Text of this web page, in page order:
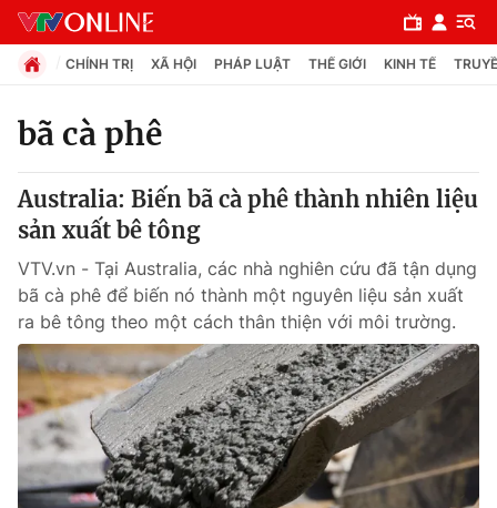
Chuyên mục
Chính trị
Xã hội
Pháp luật
Y tế
Thế giới
CHÍNH TRỊ XÃ HỘI PHÁP LUẬT THẾ GIỚI KINH TẾ
bã cà phê
Australia: Biến bã cà phê thành nhiên liệu
sản xuất bê tông
VTV.vn - Tại Australia, các nhà nghiên cứu đã tận dụng
bã cà phê để biến nó thành một nguyên liệu sản xuất
ra bê tông theo một cách thân thiện với môi trường.